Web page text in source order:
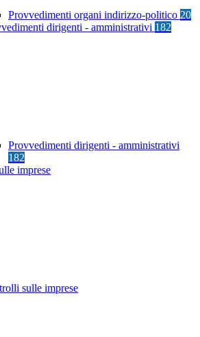
Provvedimenti organi indirizzo-politico 20
dirigenti - amministrativi 182
Provvedimenti dirigenti - amministrativi
182
imprese
sulle imprese